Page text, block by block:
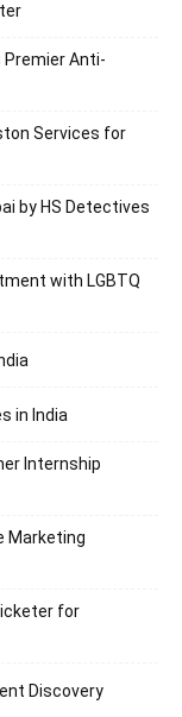
Premier Anti-
Services for
by HS Detectives
with LGBTQ
in India
Internship
Marketing
for
Discovery